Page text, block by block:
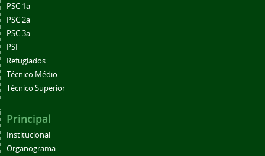
PSC 1a
PSC 2a
PSC 3a
PSI
Refugiados
Técnico Médio
Técnico Superior
Principal
Institucional
Organograma